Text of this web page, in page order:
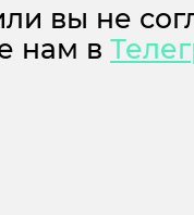
вы не
нам в